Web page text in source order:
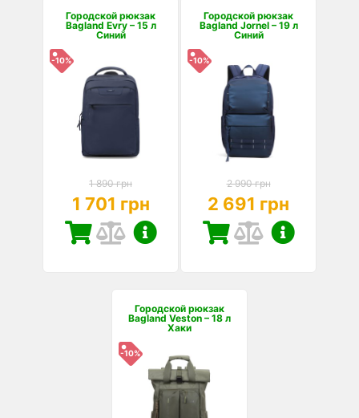
Городской рюкзак
Bagland Evry – 15 л
Синий
-10%
1 890 грн
1 701 грн
Городской рюкзак
Bagland Jornel – 19 л
Синий
-10%
2 990 грн
2 691 грн
Городской рюкзак
Bagland Veston – 18 л
Хаки
-10%